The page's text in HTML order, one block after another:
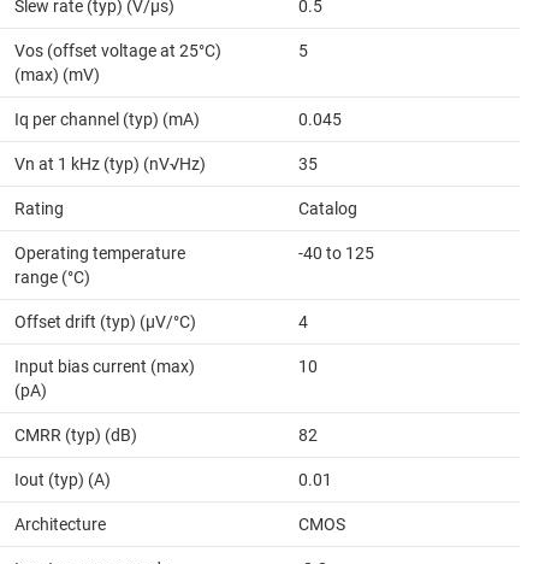
Slew rate (typ) (V/µs) 0.5
Vos (offset voltage at 25°C)
(max) (mV)
5
Iq per channel (typ) (mA) 0.045
Vn at 1 kHz (typ) (nV√Hz) 35
Rating Catalog
Operating temperature
range (°C)
-40 to 125
Offset drift (typ) (µV/°C) 4
Input bias current (max)
(pA)
10
CMRR (typ) (dB) 82
Iout (typ) (A) 0.01
Architecture CMOS